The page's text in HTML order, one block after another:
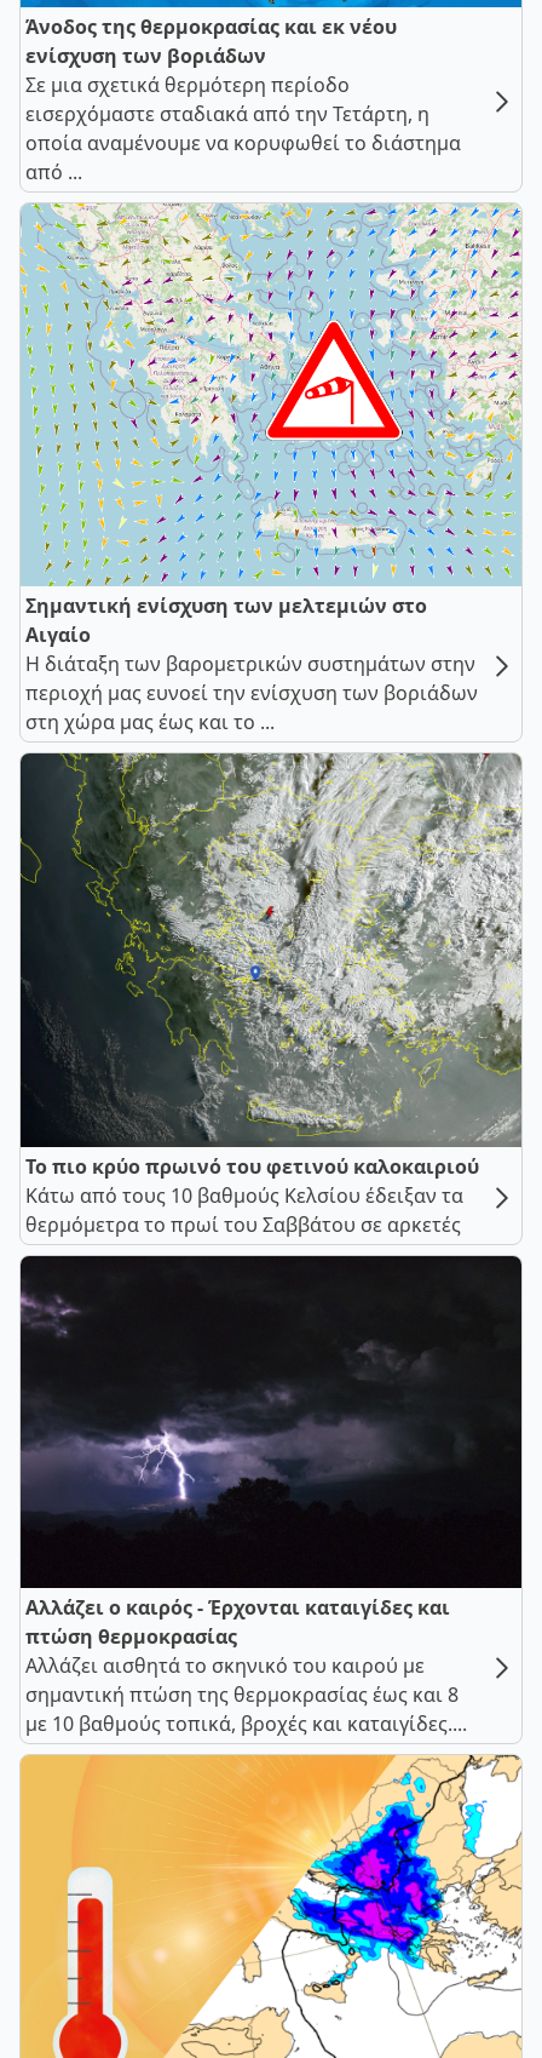
Άνοδος της θερμοκρασίας και εκ νέου
ενίσχυση των βοριάδων
Σε μια σχετικά θερμότερη περίοδο
εισερχόμαστε σταδιακά από την Τετάρτη, η
οποία αναμένουμε να κορυφωθεί το διάστημα
από ...
Σημαντική ενίσχυση των μελτεμιών στο
Αιγαίο
Η διάταξη των βαρομετρικών συστημάτων στην
περιοχή μας ευνοεί την ενίσχυση των βοριάδων
στη χώρα μας έως και το ...
Το πιο κρύο πρωινό του φετινού καλοκαιριού
Κάτω από τους 10 βαθμούς Κελσίου έδειξαν τα
θερμόμετρα το πρωί του Σαββάτου σε αρκετές
Αλλάζει ο καιρός - Έρχονται καταιγίδες και
πτώση θερμοκρασίας
Αλλάζει αισθητά το σκηνικό του καιρού με
σημαντική πτώση της θερμοκρασίας έως και 8
με 10 βαθμούς τοπικά, βροχές και καταιγίδες....